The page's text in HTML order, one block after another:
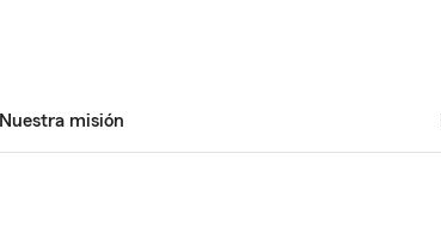
Nuestra misión